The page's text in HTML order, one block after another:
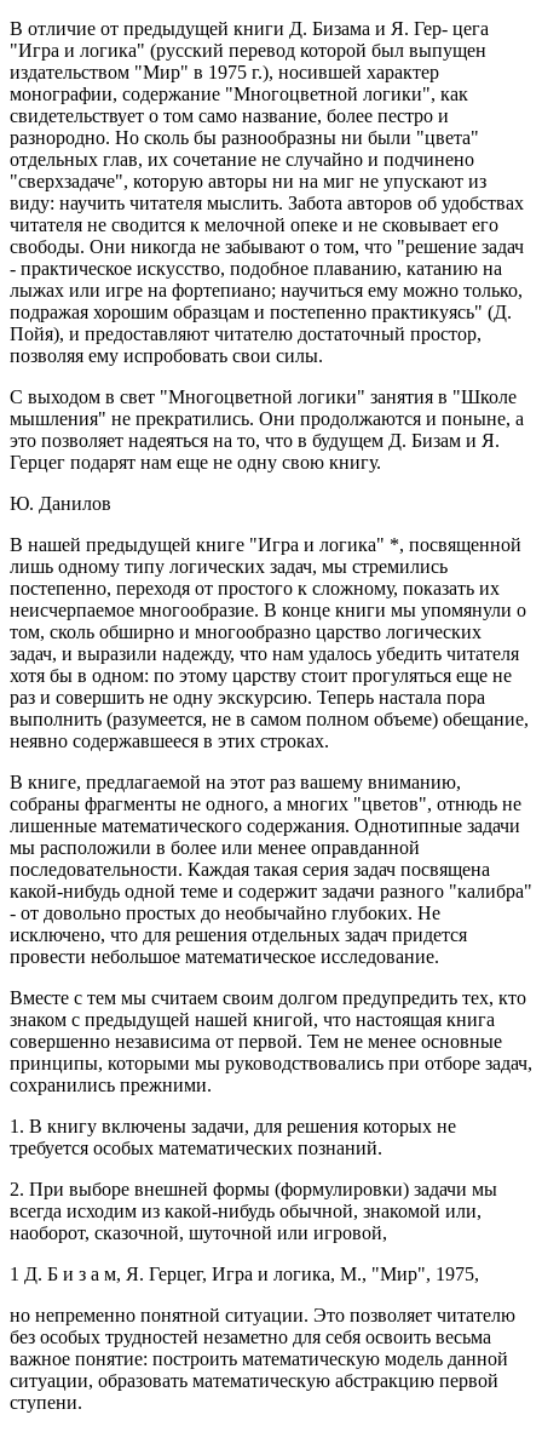
В отличие от предыдущей книги Д. Бизама и Я. Гер- цега
"Игра и логика" (русский перевод которой был выпущен
издательством "Мир" в 1975 г.), носившей характер
монографии, содержание "Многоцветной логики", как
свидетельствует о том само название, более пестро и
разнородно. Но сколь бы разнообразны ни были "цвета"
отдельных глав, их сочетание не случайно и подчинено
"сверхзадаче", которую авторы ни на миг не упускают из
виду: научить читателя мыслить. Забота авторов об удобствах
читателя не сводится к мелочной опеке и не сковывает его
свободы. Они никогда не забывают о том, что "решение задач
- практическое искусство, подобное плаванию, катанию на
лыжах или игре на фортепиано; научиться ему можно только,
подражая хорошим образцам и постепенно практикуясь" (Д.
Пойя), и предоставляют читателю достаточный простор,
позволяя ему испробовать свои силы.
С выходом в свет "Многоцветной логики" занятия в "Школе
мышления" не прекратились. Они продолжаются и поныне, а
это позволяет надеяться на то, что в будущем Д. Бизам и Я.
Герцег подарят нам еще не одну свою книгу.
Ю. Данилов
В нашей предыдущей книге "Игра и логика" *, посвященной
лишь одному типу логических задач, мы стремились
постепенно, переходя от простого к сложному, показать их
неисчерпаемое многообразие. В конце книги мы упомянули о
том, сколь обширно и многообразно царство логических
задач, и выразили надежду, что нам удалось убедить читателя
хотя бы в одном: по этому царству стоит прогуляться еще не
раз и совершить не одну экскурсию. Теперь настала пора
выполнить (разумеется, не в самом полном объеме) обещание,
неявно содержавшееся в этих строках.
В книге, предлагаемой на этот раз вашему вниманию,
собраны фрагменты не одного, а многих "цветов", отнюдь не
лишенные математического содержания. Однотипные задачи
мы расположили в более или менее оправданной
последовательности. Каждая такая серия задач посвящена
какой-нибудь одной теме и содержит задачи разного "калибра"
- от довольно простых до необычайно глубоких. Не
исключено, что для решения отдельных задач придется
провести небольшое математическое исследование.
Вместе с тем мы считаем своим долгом предупредить тех, кто
знаком с предыдущей нашей книгой, что настоящая книга
совершенно независима от первой. Тем не менее основные
принципы, которыми мы руководствовались при отборе задач,
сохранились прежними.
1. В книгу включены задачи, для решения которых не
требуется особых математических познаний.
2. При выборе внешней формы (формулировки) задачи мы
всегда исходим из какой-нибудь обычной, знакомой или,
наоборот, сказочной, шуточной или игровой,
1 Д. Б и з а м, Я. Герцег, Игра и логика, М., "Мир", 1975,
но непременно понятной ситуации. Это позволяет читателю
без особых трудностей незаметно для себя освоить весьма
важное понятие: построить математическую модель данной
ситуации, образовать математическую абстракцию первой
ступени.